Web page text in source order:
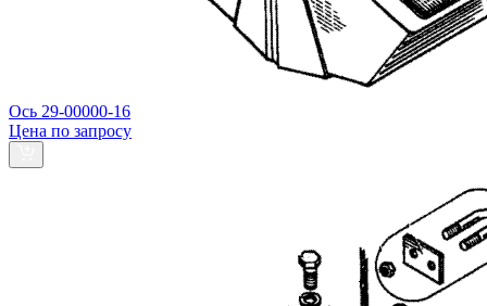
Ось 29-00000-16
Цена по запросу